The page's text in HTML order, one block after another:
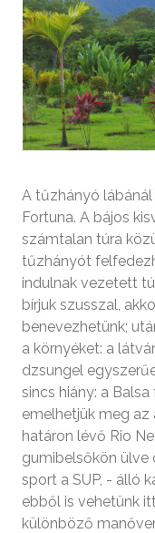
A tűzhányó
Fortuna. A bájos
számtalan túra
tűzhányót
indulnak vezetett
bírjuk szusszal,
benevezhetünk;
a környéket: a
dzsungel
sincs hiány: a
emelhetjük meg az
határon lévő Rio
gumibelsőkön ülve
sport a SUP, - álló
ebből is vehetünk
különböző